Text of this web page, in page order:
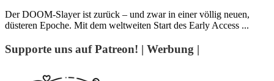
Der DOOM-Slayer ist zurück – und zwar in einer völlig neuen,
düsteren Epoche. Mit dem weltweiten Start des Early Access ...
Supporte uns auf Patreon! | Werbung |